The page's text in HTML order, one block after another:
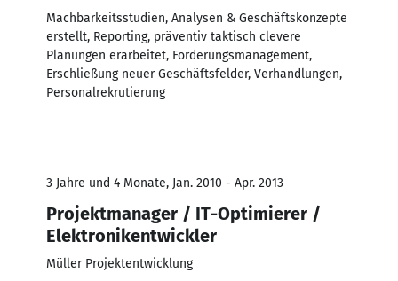
Machbarkeitsstudien, Analysen & Geschäftskonzepte
erstellt, Reporting, präventiv taktisch clevere
Planungen erarbeitet, Forderungsmanagement,
Erschließung neuer Geschäftsfelder, Verhandlungen,
Personalrekrutierung
3 Jahre und 4 Monate, Jan. 2010 - Apr. 2013
Projektmanager / IT-Optimierer /
Elektronikentwickler
Müller Projektentwicklung